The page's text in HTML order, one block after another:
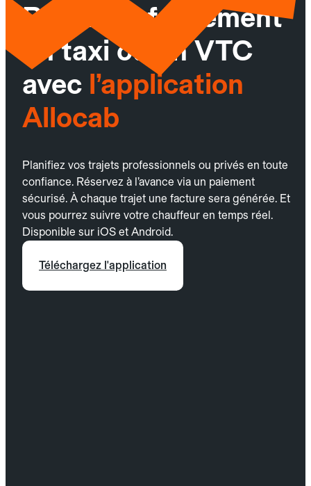
Réservez facilement
un taxi ou un VTC
avec l’application
Allocab
Planifiez vos trajets professionnels ou privés en toute
confiance. Réservez à l’avance via un paiement
sécurisé. À chaque trajet une facture sera générée. Et
vous pourrez suivre votre chauffeur en temps réel.
Disponible sur iOS et Android.
Téléchargez l'application